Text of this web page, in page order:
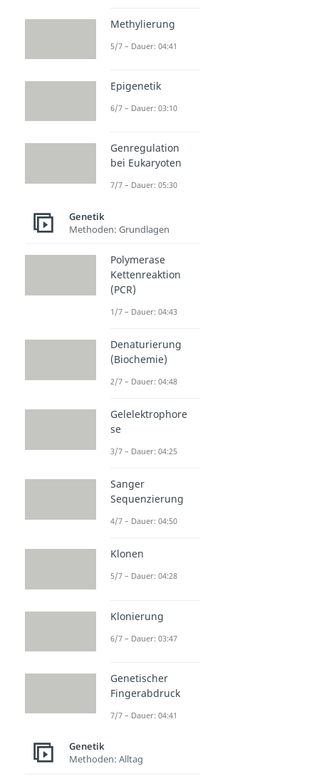
Methylierung
5/7 – Dauer: 04:41
Epigenetik
6/7 – Dauer: 03:10
Genregulation
bei Eukaryoten
7/7 – Dauer: 05:30
Genetik
Methoden: Grundlagen
Polymerase
Kettenreaktion
(PCR)
1/7 – Dauer: 04:43
Denaturierung
(Biochemie)
2/7 – Dauer: 04:48
Gelelektrophore
se
3/7 – Dauer: 04:25
Sanger
Sequenzierung
4/7 – Dauer: 04:50
Klonen
5/7 – Dauer: 04:28
Klonierung
6/7 – Dauer: 03:47
Genetischer
Fingerabdruck
7/7 – Dauer: 04:41
Genetik
Methoden: Alltag